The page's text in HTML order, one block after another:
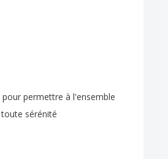
pour permettre à l'ensemble
toute sérénité